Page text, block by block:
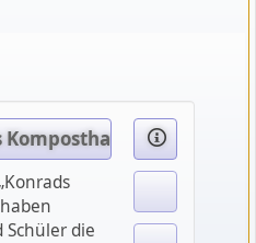
Komposthaufen"
die